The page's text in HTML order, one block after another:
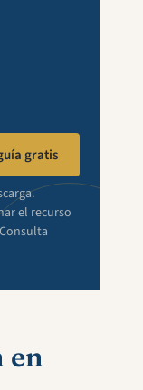
gratis
el recurso
en